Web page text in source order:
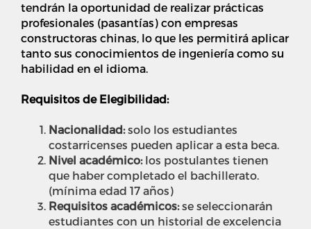
tendrán la oportunidad de realizar prácticas
profesionales (pasantías) con empresas
constructoras chinas, lo que les permitirá aplicar
tanto sus conocimientos de ingeniería como su
habilidad en el idioma.
Requisitos de Elegibilidad:
Nacionalidad:solo los estudiantes
costarricenses pueden aplicar a esta beca.
Nivel académico:los postulantes tienen
que haber completado el bachillerato.
(mínima edad 17 años)
Requisitos académicos: se seleccionarán
estudiantes con un historial de excelencia